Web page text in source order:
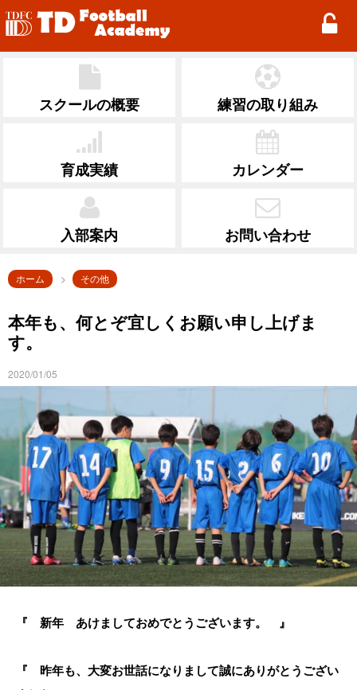
スクールの概要 練習の取り組み
育成実績 カレンダー
入部案内 お問い合わせ
ホーム その他
本年も、何とぞ宜しくお願い申し上げま
す。
2020/01/05
『 新年 あけましておめでとうございます。 』
『 昨年も、大変お世話になりまして誠にありがとうござい